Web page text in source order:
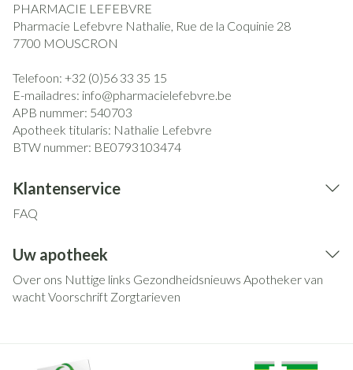
PHARMACIE LEFEBVRE
Pharmacie Lefebvre Nathalie, Rue de la Coquinie 28
7700 MOUSCRON
Telefoon: +32 (0)56 33 35 15
E-mailadres: info@pharmacielefebvre.be
APB nummer: 540703
Apotheek titularis: Nathalie Lefebvre
BTW nummer: BE0793103474
Klantenservice
FAQ
Uw apotheek
Over ons Nuttige links Gezondheidsnieuws Apotheker van
wachtVoorschrift Zorgtarieven